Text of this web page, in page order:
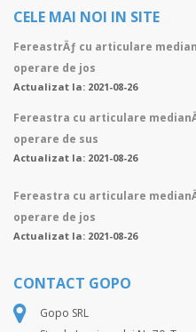
CELE MAI NOI IN SITE
FereastrÄƒ cu articulare
operare de jos
Actualizat la: 2021-08-26
Fereastra cu articulare
operare de sus
Actualizat la: 2021-08-26
Fereastra cu articulare medianÄƒ
operare de jos
Actualizat la: 2021-08-26
CONTACT GOPO
Gopo SRL